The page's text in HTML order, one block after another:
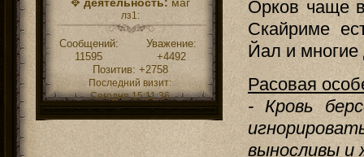
лз1:
Сообщений:
11595
Уважение:
+4492
Позитив: +2758
Последний визит:
Сегодня 15:11:36
Орков чаще
Скайриме
Йал и многие
Расовая
- Кровь
выносливы